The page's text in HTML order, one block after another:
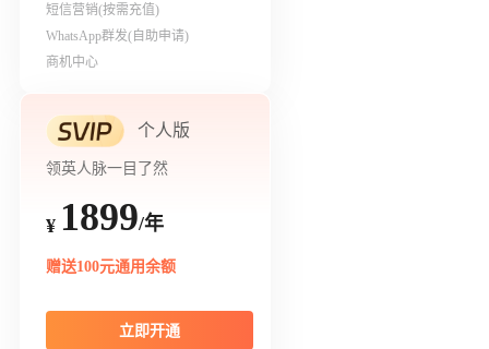
短信营销(按需充值)
WhatsApp群发(自助申请)
商机中心
个人版
领英人脉一目了然
¥ 1899/年
赠送100元通用余额
立即开通